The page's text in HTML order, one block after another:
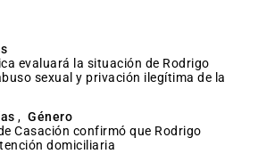
evaluará la situación de Rodrigo
sexual y privación ilegítima de la
, Género
Casación confirmó que Rodrigo
domiciliaria